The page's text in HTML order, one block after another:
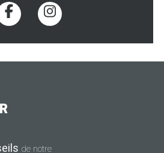
Voir la page Facebook
Voir la page
de notre